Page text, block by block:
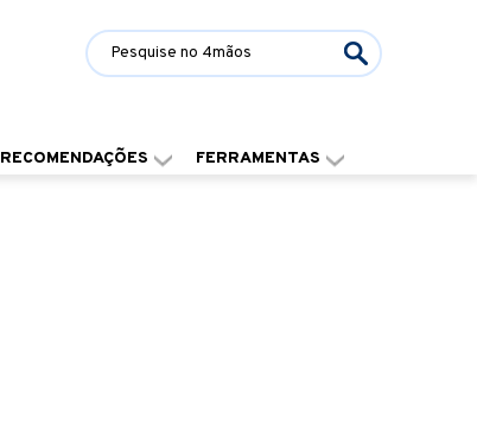
RECOMENDAÇÕES FERRAMENTAS